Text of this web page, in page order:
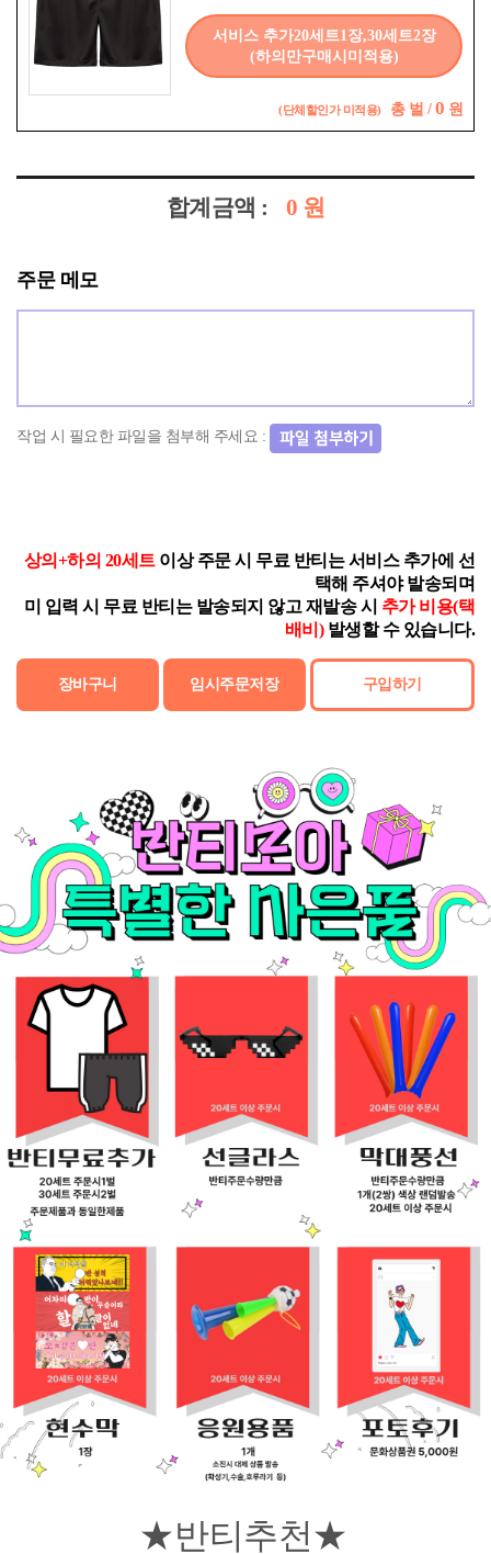
서비스 추가20세트1장,30세트2장
(하의만구매시미적용)
(단체할인가 미적용) 총 벌 / 0 원
합계금액 : 0 원
주문 메모
작업 시 필요한 파일을 첨부해 주세요 :
상의+하의 20세트이상 주문 시 무료 반티는 서비스 추가에 선
택해 주셔야 발송되며
미 입력 시 무료 반티는 발송되지 않고 재발송 시 추가 비용(택
배비)발생할 수 있습니다.
장바구니 임시주문저장 구입하기
★반티추천★